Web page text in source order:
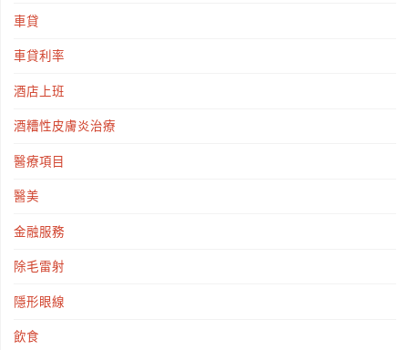
車貸
車貸利率
酒店上班
酒糟性皮膚炎治療
醫療項目
醫美
金融服務
除毛雷射
隱形眼線
飲食